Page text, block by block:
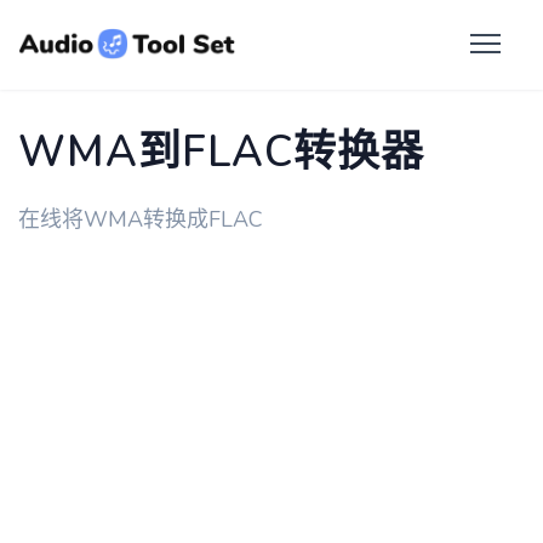
WMA到FLAC转换器
在线将WMA转换成FLAC